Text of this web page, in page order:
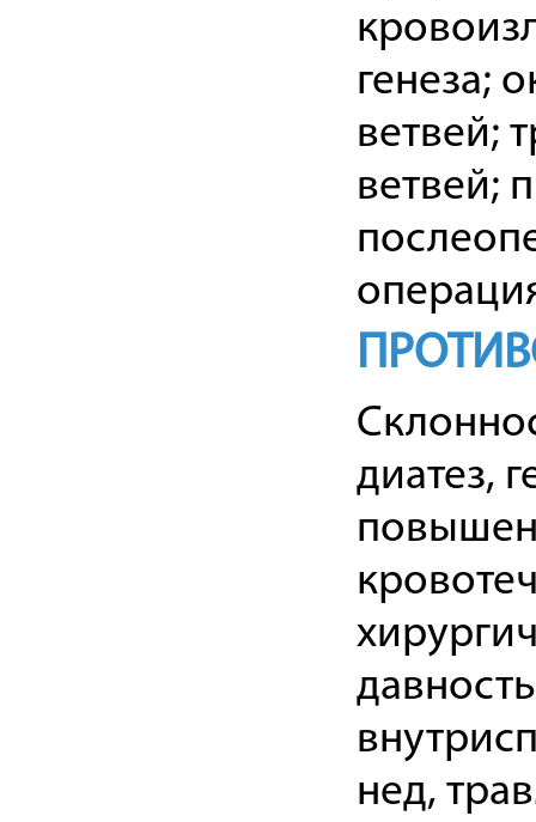
генеза;
ветвей;
ветвей;
диатез,
нед,